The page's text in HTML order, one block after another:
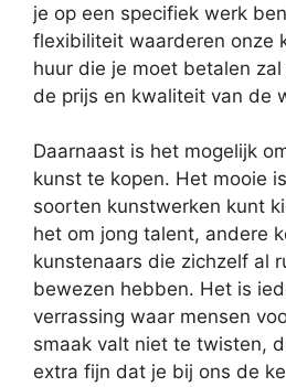
je op een specifiek werk
flexibiliteit waarderen onze
huur die je moet betalen
de prijs en kwaliteit van de
Daarnaast is het mogelijk
kunst te kopen. Het mooie
soorten kunstwerken kunt
het om jong talent, andere
kunstenaars die zichzelf al
bewezen hebben. Het is
verrassing waar mensen
smaak valt niet te twisten,
extra fijn dat je bij ons de